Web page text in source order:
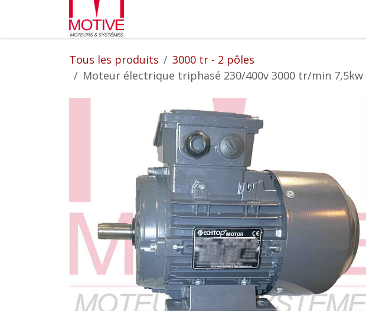
Se rendre au contenu
Tous les produits
3000 tr - 2 pôles
Moteur électrique triphasé 230/400v 3000 tr/min 7,5kw